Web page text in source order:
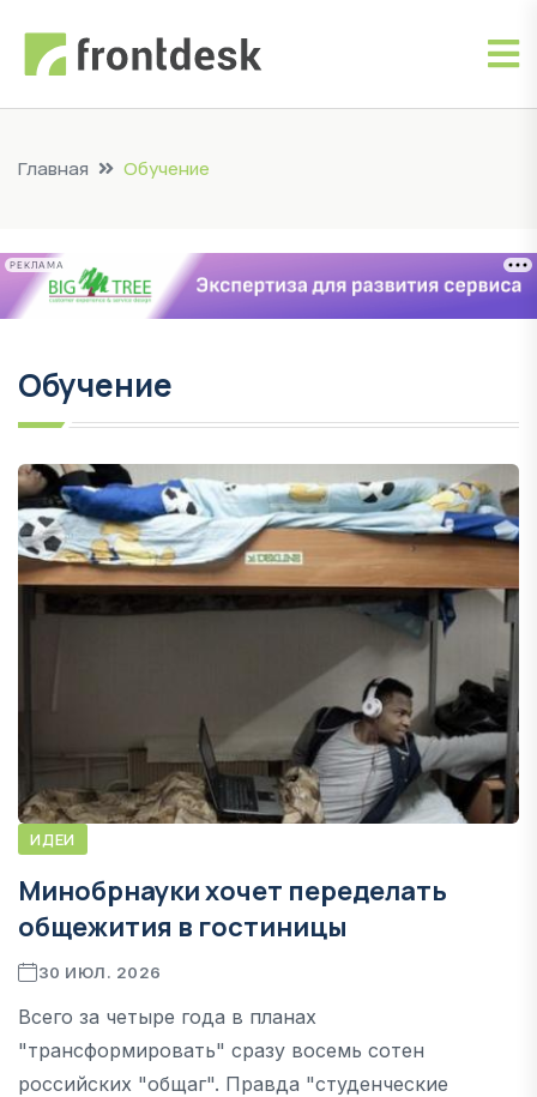
Главная Обучение
РЕКЛАМА
Обучение
ИДЕИ
Минобрнауки хочет переделать
общежития в гостиницы
30 ИЮЛ. 2026
Всего за четыре года в планах
"трансформировать" сразу восемь сотен
российских "общаг". Правда "студенческие